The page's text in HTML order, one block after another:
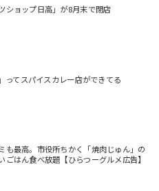
ショップ日高」が8月末で閉店
ってスパイスカレー店ができてる
も最高。市役所ちかく「焼肉じゅん」の
ごはん食べ放題【ひらつーグルメ広告】